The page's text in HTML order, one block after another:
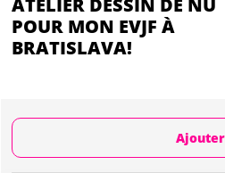
ATELIER DESSIN DE NU
POUR MON EVJF À
BRATISLAVA!
Ajouter